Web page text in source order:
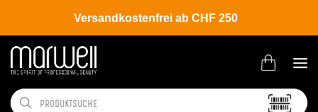
Versandkostenfrei ab CHF 250